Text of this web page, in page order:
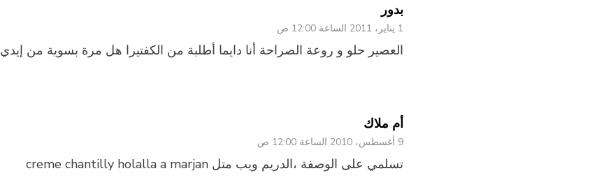
بدور
1 يناير، 2011 الساعة 12:00 ص
العصير حلو و روعة الصراحة أنا دايما أطلبة من الكفتيرا هل مرة بسوية من إيدي
أم ملاك
9 أغسطس، 2010 الساعة 12:00 ص
تسلمي على الوصفة ،الدريم ويب متل creme chantilly holalla a marjan